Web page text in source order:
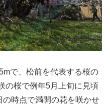
で、松前を代表する桜の
の桜で例年5月上旬に見頃
時点で満開の花を咲かせ